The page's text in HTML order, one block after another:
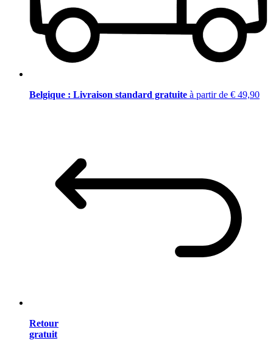
Belgique : Livraison standard gratuite à partir de € 49,90
Retour
gratuit